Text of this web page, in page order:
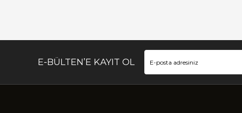
E-BÜLTEN’E KAYIT OL